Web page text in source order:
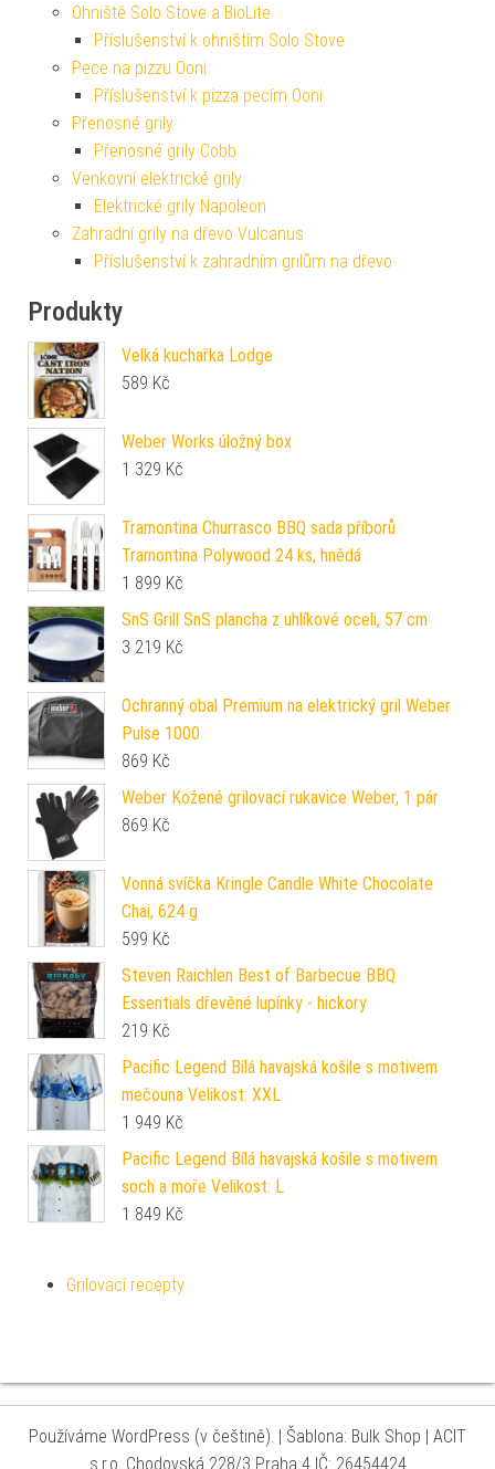
Ohniště Solo Stove a BioLite
Příslušenství k ohništím Solo Stove
Pece na pizzu Ooni
Příslušenství k pizza pecím Ooni
Přenosné grily
Přenosné grily Cobb
Venkovní elektrické grily
Elektrické grily Napoleon
Zahradní grily na dřevo Vulcanus
Příslušenství k zahradním grilům na dřevo
Produkty
Velká kuchařka Lodge
589 Kč
Weber Works úložný box
1 329 Kč
Tramontina Churrasco BBQ sada příborů
Tramontina Polywood 24 ks, hnědá
1 899 Kč
SnS Grill SnS plancha z uhlíkové oceli, 57 cm
3 219 Kč
Ochranný obal Premium na elektrický gril Weber
Pulse 1000
869 Kč
Weber Kožené grilovací rukavice Weber, 1 pár
869 Kč
Vonná svíčka Kringle Candle White Chocolate
Chai, 624 g
599 Kč
Steven Raichlen Best of Barbecue BBQ
Essentials dřevěné lupínky - hickory
219 Kč
Pacific Legend Bílá havajská košile s motivem
mečouna Velikost: XXL
1 949 Kč
Pacific Legend Bílá havajská košile s motivem
soch a moře Velikost: L
1 849 Kč
Grilovací recepty
Používáme WordPress (v češtině). | Šablona: Bulk Shop | ACIT
s.r.o. Chodovská 228/3 Praha 4 IČ: 26454424